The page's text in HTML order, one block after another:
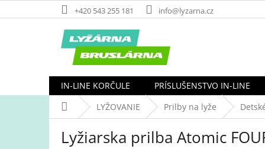
na
+420 543 255 181 info@lyzarna.cz
IN-LINE KORČULE PRÍSLUŠENSTVO IN-LINE
DomovLYŽOVANIE Prilby na lyže
Lyžiarska prilba Atomic